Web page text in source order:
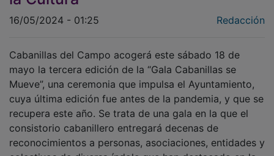
mayo la tercera edición de la “Gala Cabanillas se
Mueve”, una ceremonia que impulsa el Ayuntamiento,
cuya última edición fue antes de la pandemia, y que se
recupera este año. Se trata de una gala en la que el
consistorio cabanillero entregará decenas de
reconocimientos a personas, asociaciones, entidades y
colectivos de diversa índole que han destacado en la